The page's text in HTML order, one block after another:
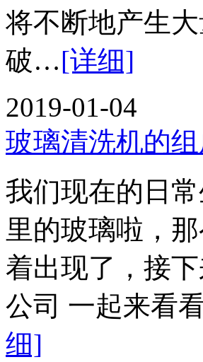
将不断地产生
破…[详细]
2019-01-04
玻璃清洗机的
我们现在的日
里的玻璃啦，
着出现了，接
公司 一起来看
细]